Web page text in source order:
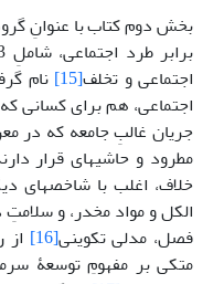
بخش دوم کتاب با عنوانِ
اجتماعی و تخلف[15]
نام
اجتماعی، هم برای کسانی
جریان غالبِ جامعه که در
مطرود و حاشیه­ای قرار
خلاف، اغلب با شاخص­های
الکل و مواد مخدر، و
فصل، مدلی تکوینی[16]
از
متکی بر مفهومِ توسعۀ